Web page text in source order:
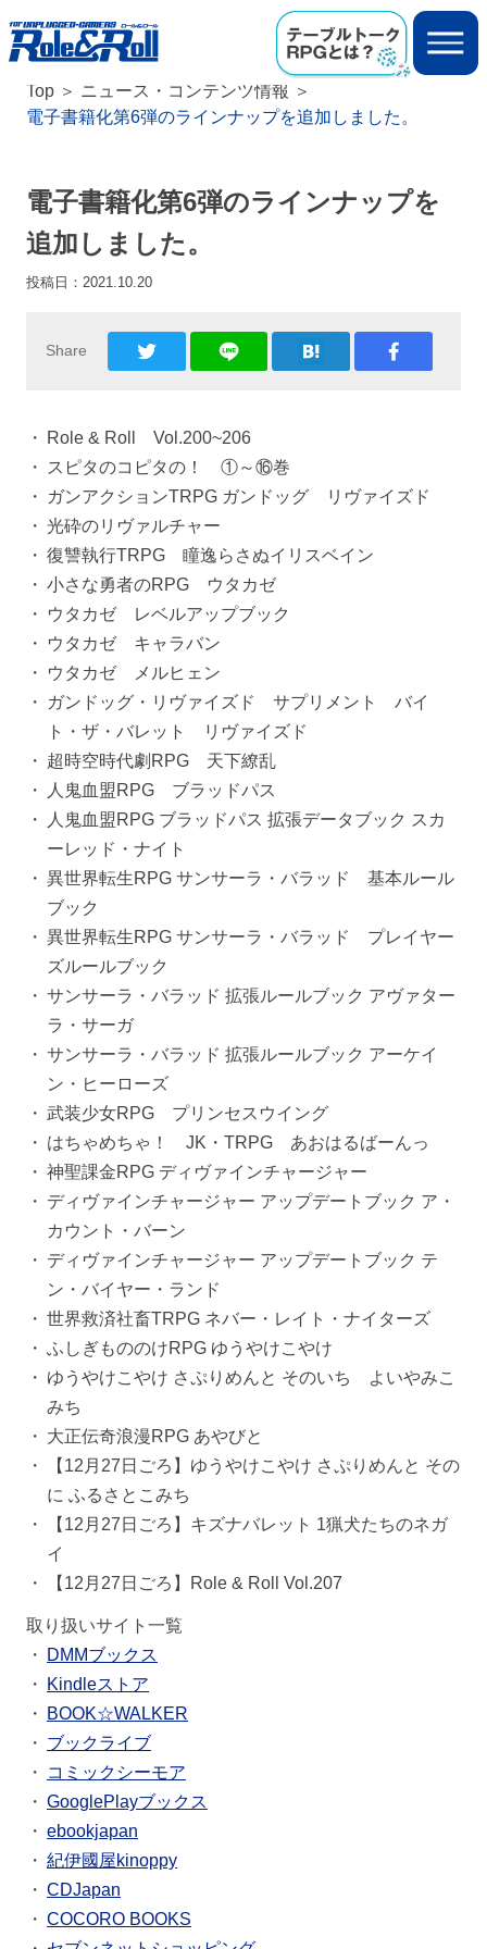
Top
ニュース・コンテンツ情報
電子書籍化第6弾のラインナップを追加しました。
電子書籍化第6弾のラインナップを
追加しました。
投稿日： 2021.10.20
Share
Role & Roll Vol.200~206
スピタのコピタの！ ①～⑯巻
ガンアクションTRPG ガンドッグ リヴァイズド
光砕のリヴァルチャー
復讐執行TRPG 瞳逸らさぬイリスベイン
小さな勇者のRPG ウタカゼ
ウタカゼ レベルアップブック
ウタカゼ キャラバン
ウタカゼ メルヒェン
ガンドッグ・リヴァイズド サプリメント バイ
ト・ザ・バレット リヴァイズド
超時空時代劇RPG 天下繚乱
人鬼血盟RPG ブラッドパス
人鬼血盟RPG ブラッドパス 拡張データブック スカ
ーレッド・ナイト
異世界転生RPG サンサーラ・バラッド 基本ルール
ブック
異世界転生RPG サンサーラ・バラッド プレイヤー
ズルールブック
サンサーラ・バラッド 拡張ルールブック アヴァター
ラ・サーガ
サンサーラ・バラッド 拡張ルールブック アーケイ
ン・ヒーローズ
武装少女RPG プリンセスウイング
はちゃめちゃ！ JK・TRPG あおはるばーんっ
神聖課金RPG ディヴァインチャージャー
ディヴァインチャージャー アップデートブック ア・
カウント・バーン
ディヴァインチャージャー アップデートブック テ
ン・バイヤー・ランド
世界救済社畜TRPG ネバー・レイト・ナイターズ
ふしぎもののけRPG ゆうやけこやけ
ゆうやけこやけ さぷりめんと そのいち よいやみこ
みち
大正伝奇浪漫RPG あやびと
【12月27日ごろ】ゆうやけこやけ さぷりめんと その
に ふるさとこみち
【12月27日ごろ】キズナバレット 1猟犬たちのネガ
イ
【12月27日ごろ】Role & Roll Vol.207
取り扱いサイト一覧
DMMブックス
Kindleストア
BOOK☆WALKER
ブックライブ
コミックシーモア
GooglePlayブックス
ebookjapan
紀伊國屋kinoppy
CDJapan
COCORO BOOKS